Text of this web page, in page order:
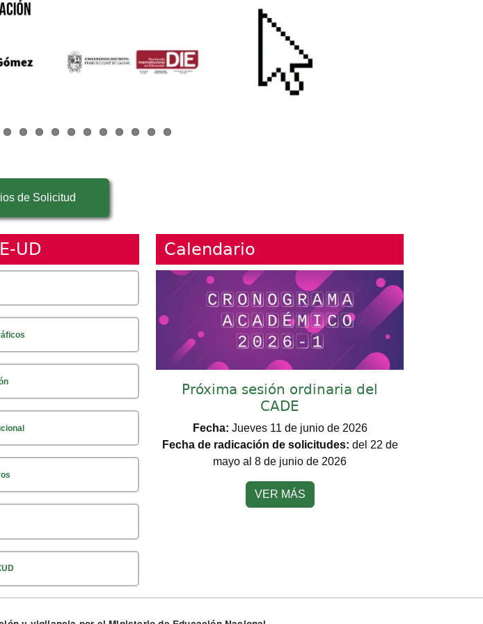
de Solicitud
UD Calendario
Imagen
Próxima sesión ordinaria del
CADE
Fecha: Jueves 11 de junio de 2026
Fecha de radicación de solicitudes: del 22 de
mayo al 8 de junio de 2026
VER MÁS